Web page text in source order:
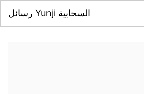
رسائل Yunji السحابية